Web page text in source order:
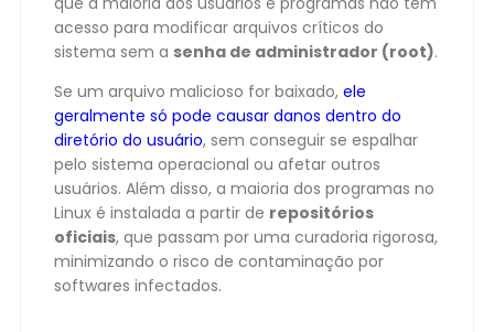
acesso para modificar arquivos críticos do
sistema sem a senha de administrador (root).
Se um arquivo malicioso for baixado, ele
geralmente só pode causar danos dentro do
diretório do usuário, sem conseguir se espalhar
pelo sistema operacional ou afetar outros
usuários. Além disso, a maioria dos programas no
Linux é instalada a partir de repositórios
oficiais, que passam por uma curadoria rigorosa,
minimizando o risco de contaminação por
softwares infectados.